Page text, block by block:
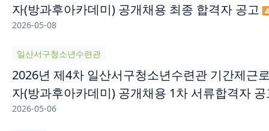
자(방과후아카데미) 공개채용 최종 합격자 공고
2026-05-08
일산서구청소년수련관
2026년 제4차 일산서구청소년수련관 기간제근
자(방과후아카데미) 공개채용 1차 서류합격자
2026-05-06